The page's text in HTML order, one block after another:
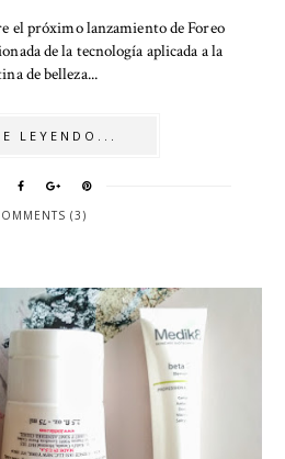
el próximo lanzamiento de Foreo
de la tecnología aplicada a la
de belleza...
LEYENDO...
(3)